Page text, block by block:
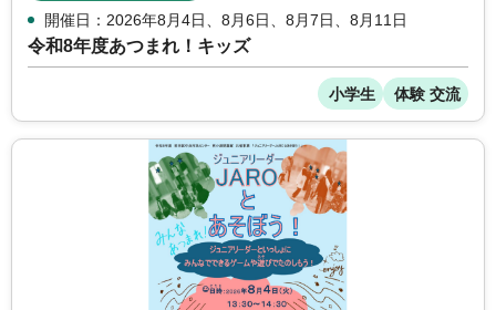
開催日：2026年8月4日、8月6日、8月7日、8月11日
令和8年度あつまれ！キッズ
小学生 体験 交流